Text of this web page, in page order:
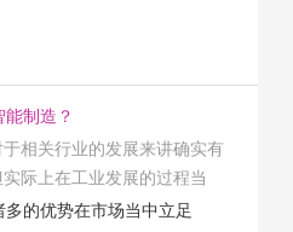
制造？
相关行业的发展来讲确实有
际上在工业发展的过程当
展的具体结束是非常的多
的优势在市场当中立足